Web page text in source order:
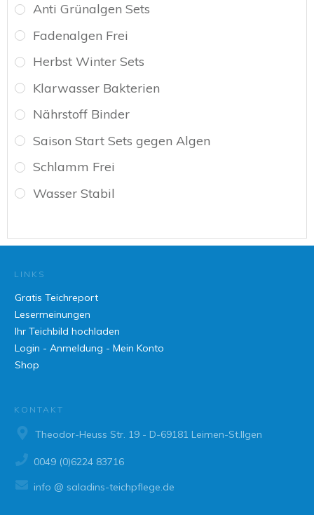
Anti Grünalgen Sets
Fadenalgen Frei
Herbst Winter Sets
Klarwasser Bakterien
Nährstoff Binder
Saison Start Sets gegen Algen
Schlamm Frei
Wasser Stabil
LINKS
Gratis Teichreport
Lesermeinungen
Ihr Teichbild hochladen
Login - Anmeldung - Mein Konto
Shop
KONTAKT
Theodor-Heuss Str. 19 - D-69181 Leimen-St.Ilgen
0049 (0)6224 83716
info @ saladins-teichpflege.de